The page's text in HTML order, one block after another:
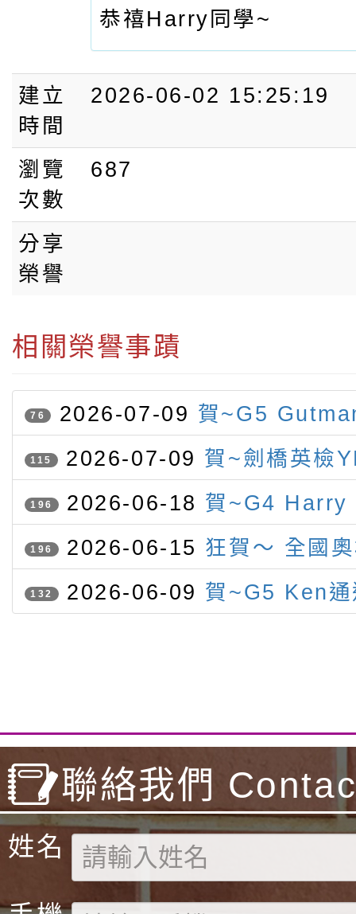
恭禧Harry同學~
建立
時間
2026-06-02 15:25:19
瀏覽
次數
687
分享
榮譽
相關榮譽事蹟
76 2026-07-09 賀~G5
競賽 榮獲字音字形第二名
115 2026-07-09 賀~劍橋英檢
認證 表現優異（滿盾牌）名單
196 2026-06-18 賀~G4 Harry
Gutmann參加IMC榮獲一銀一
灣參賽
196 2026-06-15 狂賀～ 全國
競賽 本校學生勇奪三金三銀一
132 2026-06-09 賀~G5 Ken
聯絡我們
姓名